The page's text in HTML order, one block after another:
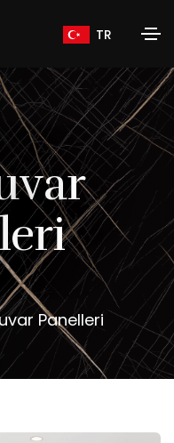
TR
var
eri
Panelleri